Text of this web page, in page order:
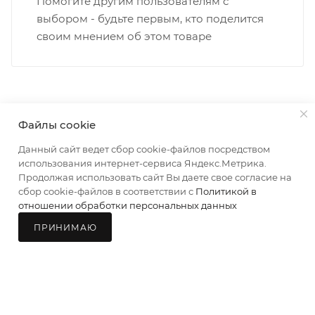
• Московская - Ульяновская
• Производственная - Потребкооперации
• Профсоюзная - Заводская
Вятка, область, межгород) осуществляется в
индивидуальном порядке.
В случае непредвиденных обстоятельств,
мешающих принять товар, необходимо как можно
раньше связаться с менеджером, либо с отделом
логистики БМС.
выбором - будьте первым, кто поделится
своим мнением об этом товаре
МАГАЗИНЫ КОНТАКТЫ
Файлы cookie
Данный сайт ведет сбор cookie-файлов посредством
использования интернет-сервиса Яндекс.Метрика.
Продолжая использовать сайт Вы даете свое согласие на
сбор cookie-файлов в соответствии с Политикой в
отношении обработки персональных данных
ПРИНИМАЮ
Главная
Каталог